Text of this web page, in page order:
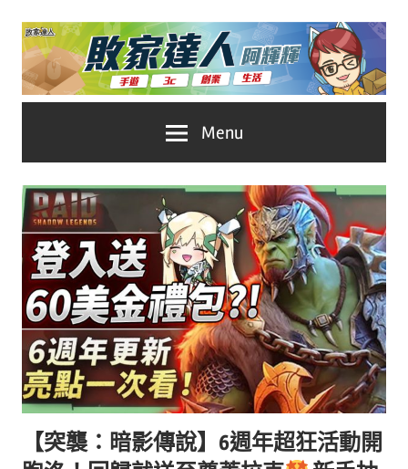
Skip
content
家
達
人
推
薦
No.1
遊
戲
科
技
自
媒
體。
Menu
【突襲：暗影傳說】6週年超狂活動開